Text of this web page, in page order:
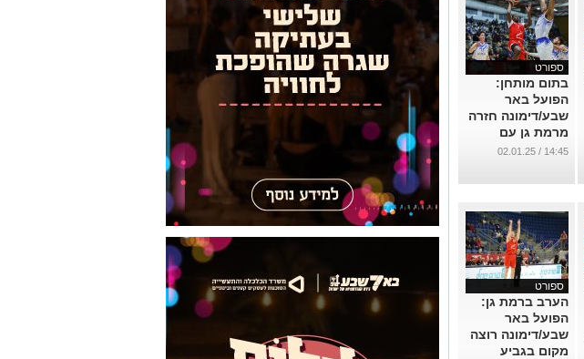
ספורט
בתום מותחן:
הפועל באר
שבע/דימונה חזרה
מרמת גן עם
הפסד
14:45 / 02.01.25
ספורט
הערב ברמת גן:
הפועל באר
שבע/דימונה רוצה
מקום בגביע